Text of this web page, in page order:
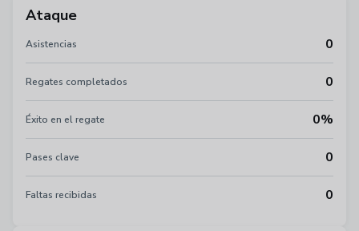
Ataque
Asistencias 0
Regates completados 0
Éxito en el regate 0%
Pases clave 0
Faltas recibidas 0